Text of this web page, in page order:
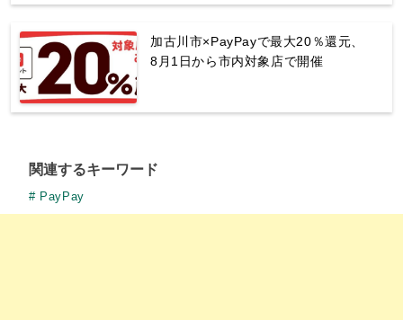
加古川市×PayPayで最大20％還元、
8月1日から市内対象店で開催
関連するキーワード
PayPay